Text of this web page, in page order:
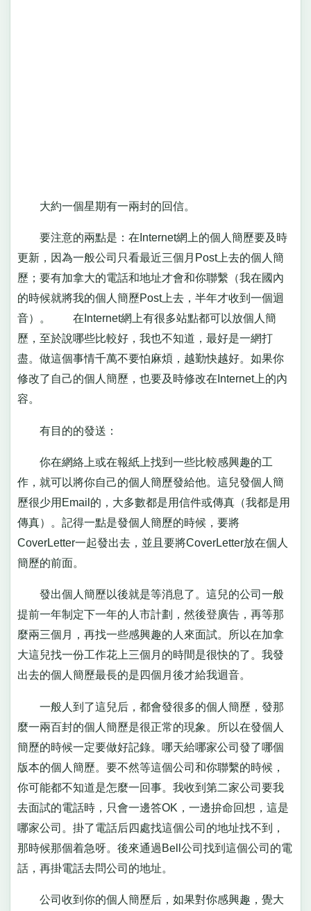
大約一個星期有一兩封的回信。
要注意的兩點是：在Internet網上的個人簡歷要及時
更新，因為一般公司只看最近三個月Post上去的個人簡
歷；要有加拿大的電話和地址才會和你聯繫（我在國內
的時候就將我的個人簡歷Post上去，半年才收到一個迴
音）。 在Internet網上有很多站點都可以放個人簡
歷，至於說哪些比較好，我也不知道，最好是一網打
盡。做這個事情千萬不要怕麻煩，越勤快越好。如果你
修改了自己的個人簡歷，也要及時修改在Internet上的內
容。
有目的的發送：
你在網絡上或在報紙上找到一些比較感興趣的工
作，就可以將你自己的個人簡歷發給他。這兒發個人簡
歷很少用Email的，大多數都是用信件或傳真（我都是用
傳真）。記得一點是發個人簡歷的時候，要將
CoverLetter一起發出去，並且要將CoverLetter放在個人
簡歷的前面。
發出個人簡歷以後就是等消息了。這兒的公司一般
提前一年制定下一年的人市計劃，然後登廣告，再等那
麼兩三個月，再找一些感興趣的人來面試。所以在加拿
大這兒找一份工作花上三個月的時間是很快的了。我發
出去的個人簡歷最長的是四個月後才給我迴音。
一般人到了這兒后，都會發很多的個人簡歷，發那
麼一兩百封的個人簡歷是很正常的現象。所以在發個人
簡歷的時候一定要做好記錄。哪天給哪家公司發了哪個
版本的個人簡歷。要不然等這個公司和你聯繫的時候，
你可能都不知道是怎麼一回事。我收到第二家公司要我
去面試的電話時，只會一邊答OK，一邊拚命回想，這是
哪家公司。掛了電話后四處找這個公司的地址找不到，
那時候那個着急呀。後來通過Bell公司找到這個公司的電
話，再掛電話去問公司的地址。
公司收到你的個人簡歷后，如果對你感興趣，覺大